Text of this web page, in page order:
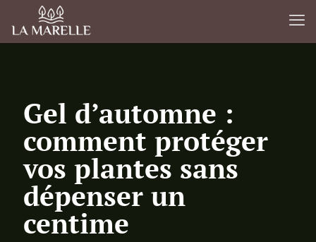
Gel d’automne :
comment protéger
vos plantes sans
dépenser un
centime